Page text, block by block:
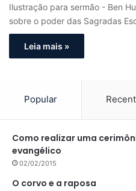
Ilustração para sermão - Ben
sobre o poder das Sagradas
Leia mais »
Popular
Como realizar uma
evangélico
02/02/2015
O corvo e a raposa